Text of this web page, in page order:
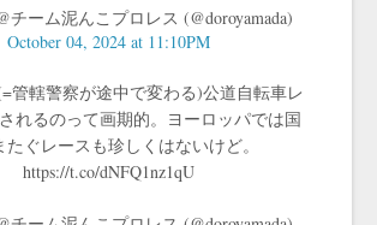
ーム泥んこプロレス (@doroyamada)
October 04, 2024 at 11:10PM
管轄警察が途中で変わる)公道自転車レ
れるのって画期的。ヨーロッパでは国
たぐレースも珍しくはないけど。
https://t.co/dNFQ1nz1qU